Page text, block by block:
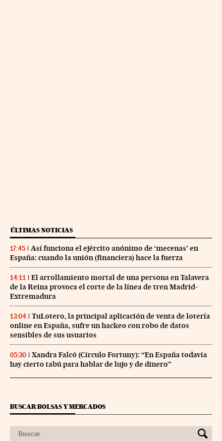
ÚLTIMAS NOTICIAS
17:45
Así funciona el ejército anónimo de ‘mecenas’ en
España: cuando la unión (financiera) hace la fuerza
14:11
El arrollamiento mortal de una persona en Talavera
de la Reina provoca el corte de la línea de tren Madrid-
Extremadura
13:04
TuLotero, la principal aplicación de venta de lotería
online en España, sufre un hackeo con robo de datos
sensibles de sus usuarios
05:30
Xandra Falcó (Círculo Fortuny): “En España todavía
hay cierto tabú para hablar de lujo y de dinero”
BUSCAR BOLSAS Y MERCADOS